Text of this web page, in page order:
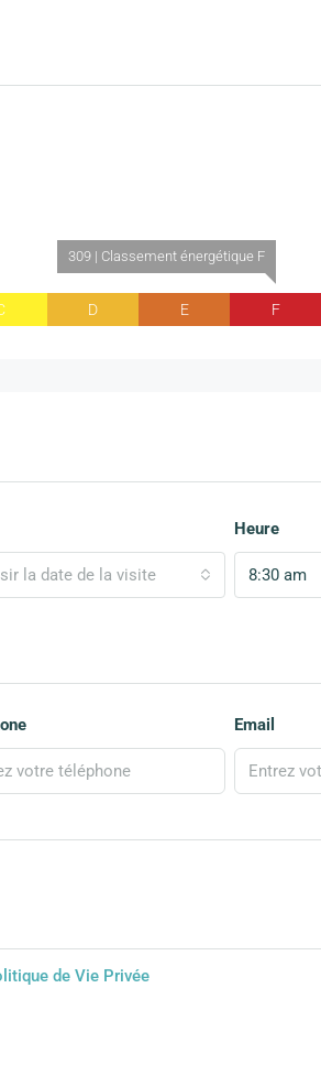
D E
309 | Classement énergétique F
F
la date de la visite
Heure
8:30 am
Email
de Vie Privée